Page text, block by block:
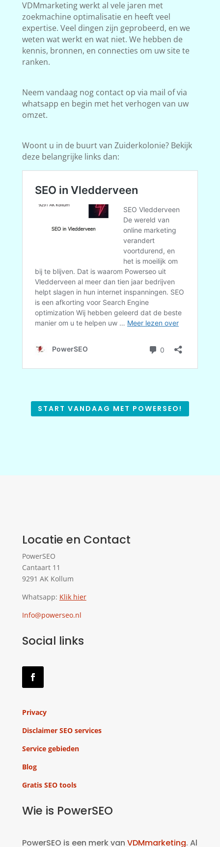
VDMmarketing werkt al vele jaren met
zoekmachine optimalisatie en heeft veel
expertise. Veel dingen zijn geprobeerd, en we
weten wat werkt en wat niet. We hebben de
kennis, bronnen, en connecties om uw site te
ranken.
Neem vandaag nog contact op via mail of via
whatsapp en begin met het verhogen van uw
omzet.
Woont u in de buurt van Zuiderkolonie? Bekijk
deze belangrijke links dan:
START VANDAAG MET POWERSEO!
Locatie en Contact
PowerSEO
Cantaart 11
9291 AK Kollum
Whatsapp: Klik hier
Info@powerseo.nl
Social links
Privacy
Disclaimer SEO services
Service gebieden
Blog
Gratis SEO tools
Wie is PowerSEO
PowerSEO is een merk van VDMmarketing. Al